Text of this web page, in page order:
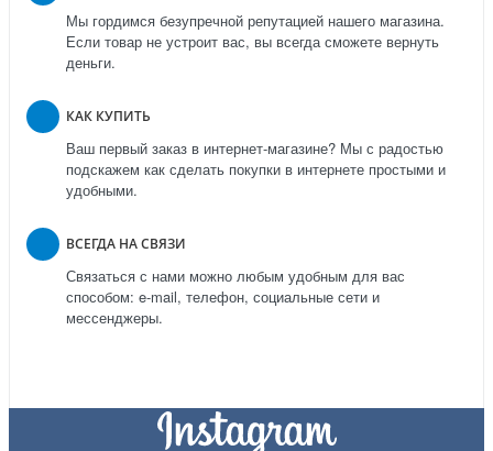
Мы гордимся безупречной репутацией нашего магазина.
Если товар не устроит вас, вы всегда сможете вернуть
деньги.
КАК КУПИТЬ
Ваш первый заказ в интернет-магазине? Мы с радостью
подскажем как сделать покупки в интернете простыми и
удобными.
ВСЕГДА НА СВЯЗИ
Связаться с нами можно любым удобным для вас
способом: e-mail, телефон, социальные сети и
мессенджеры.